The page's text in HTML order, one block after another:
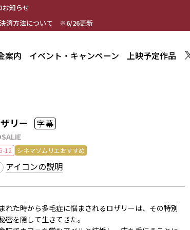
お知らせ
決済方法について ※6/26更新
案内 イベント・キャンペーン 上映予定作品
リー 字幕
12 シネマソムリエおすすめ
アイコンの説明
れた時から多毛症に悩まされるロザリーは、その特別
密を隠して生きてきた。